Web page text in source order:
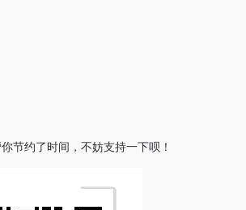
节约了时间，不妨支持一下呗！